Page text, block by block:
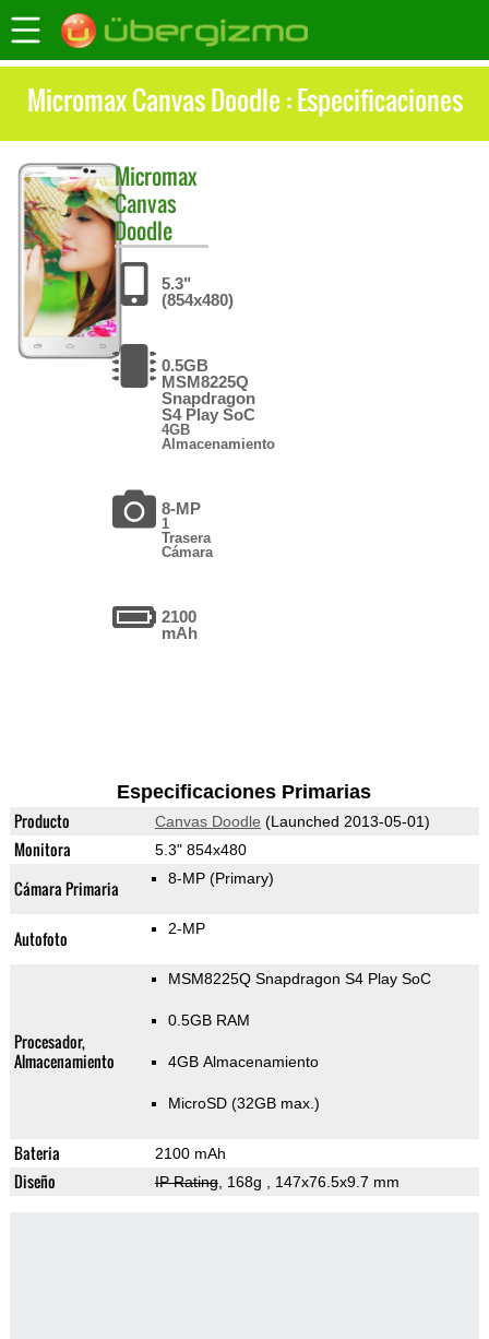
Micromax Canvas Doodle : Especificaciones
Micromax
Canvas
Doodle
5.3"
(854x480)
0.5GB
MSM8225Q
Snapdragon
S4 Play SoC
4GB
Almacenamiento
8-MP
1
Trasera
Cámara
2100
mAh
Especificaciones Primarias
Producto Canvas Doodle (Launched 2013-05-01)
Monitora 5.3" 854x480
Cámara Primaria 8-MP (Primary)
Autofoto 2-MP
Procesador,
Almacenamiento
MSM8225Q Snapdragon S4 Play SoC
0.5GB RAM
4GB Almacenamiento
MicroSD (32GB max.)
Bateria 2100 mAh
Diseño IP Rating, 168g , 147x76.5x9.7 mm